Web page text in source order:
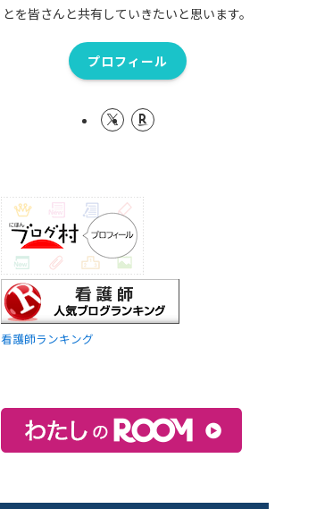
とを皆さんと共有していきたいと思います。
プロフィール
看護師ランキング